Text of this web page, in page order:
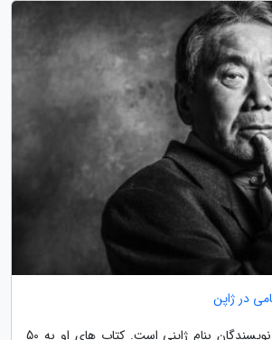
در ژاپن
هاروکی موراکامی، از نویسندگان بنام ژاپنی است. کتاب های او به 50